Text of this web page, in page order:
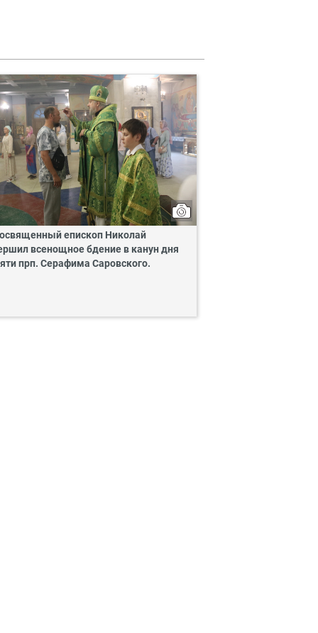
епископ Николай
всенощное бдение в канун дня
прп. Серафима Саровского.